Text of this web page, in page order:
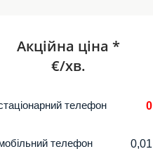
Акційна ціна *
€/хв.
телефон 0
телефон 0,01